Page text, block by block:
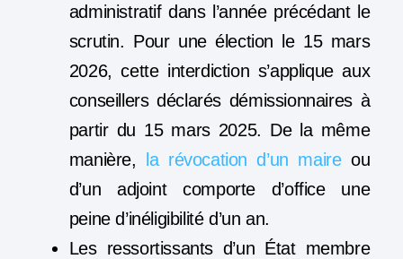
administratif dans l’année précédant le
scrutin. Pour une élection le 15 mars
2026, cette interdiction s’applique aux
conseillers déclarés démissionnaires à
partir du 15 mars 2025. De la même
manière,
la révocation d’un maireou
d’un adjointcomporte d’office une
peine d’inéligibilité d’un an.
Les ressortissants d’un État membre